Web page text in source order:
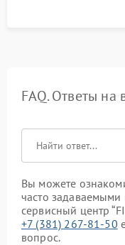
FAQ. Ответы на
Вы можете
часто задаваемыми
сервисный центр
+7 (381) 267-81-50
вопрос.